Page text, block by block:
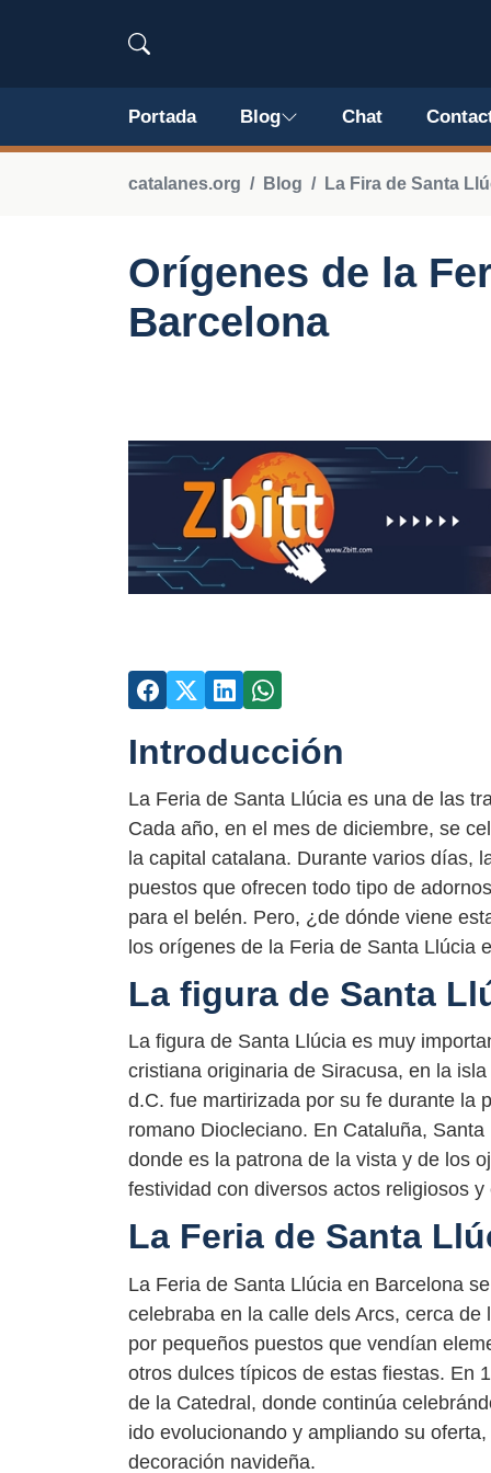
Portada Blog Chat
catalanes.org Blog La Fira de Santa
Orígenes de la
Barcelona
Introducción
La Feria de Santa Llúcia es una de las
Cada año, en el mes de diciembre, se
la capital catalana. Durante varios días,
puestos que ofrecen todo tipo de
para el belén. Pero, ¿de dónde viene
los orígenes de la Feria de Santa Llúcia
La figura de Santa
La figura de Santa Llúcia es muy
cristiana originaria de Siracusa, en la
d.C. fue martirizada por su fe durante la
romano Diocleciano. En Cataluña,
donde es la patrona de la vista y de los
festividad con diversos actos religiosos y
La Feria de Santa
La Feria de Santa Llúcia en Barcelona
celebraba en la calle dels Arcs, cerca
por pequeños puestos que vendían
otros dulces típicos de estas fiestas. En
de la Catedral, donde continúa
ido evolucionando y ampliando su
decoración navideña.